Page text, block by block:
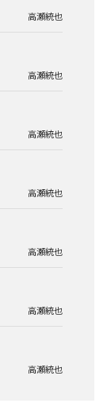
高瀬統也
高瀬統也
高瀬統也
高瀬統也
高瀬統也
高瀬統也
高瀬統也